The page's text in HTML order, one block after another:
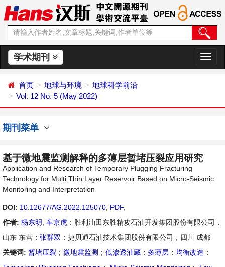
学术期刊
切
换
首页 地球与环境
地球科学前沿
Vol. 12 No. 5 (May 2022)
期刊菜单
基于微地震监测解释的多薄层暂堵压裂应用研究
Application and Research of Temporary Plugging Fracturing
Technology for Multi Thin Layer Reservoir Based on Micro-Seismic
Monitoring and Interpretation
DOI: 10.12677/AG.2022.125070 PDF,
作者: 杨东明 车京虎 ：胜利油田东胜精攻石油开发集团股份有限公司，
山东 东营； 张群双 ：捷贝通石油技术集团股份有限公司，四川 成都
关键词: 暂堵压裂 ； 微地震监测 ； 低渗透油藏 ； 多薄层 ； 均衡改造 ；